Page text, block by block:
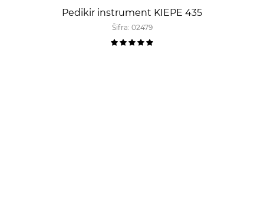
Pedikir instrument KIEPE 435
Šifra: 02479